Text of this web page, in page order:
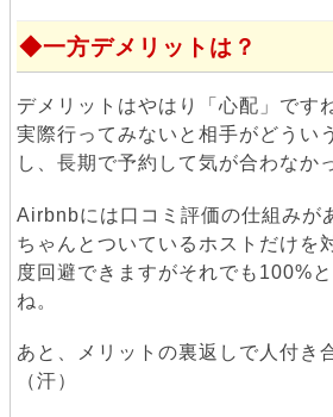
一方デメリットは？
デメリットはやはり「心配」です
実際行ってみないと相手がどうい
し、長期で予約して気が合わなか
Airbnbには口コミ評価の仕組みが
ちゃんとついているホストだけを
度回避できますがそれでも100%
ね。
あと、メリットの裏返しで人付き
（汗）